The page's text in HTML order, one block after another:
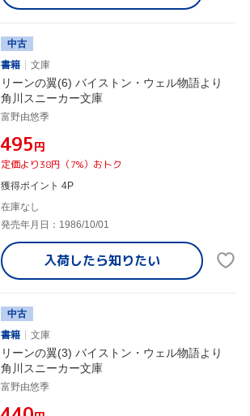
中古
書籍
文庫
リーンの翼(6) バイストン・ウェル物語より
角川スニーカー文庫
富野由悠季
¥495円
定価より38円（7%）おトク
獲得ポイント 4P
在庫なし
発売年月日：1986/10/01
入荷したら知りたい
中古
書籍
文庫
リーンの翼(3) バイストン・ウェル物語より
角川スニーカー文庫
富野由悠季